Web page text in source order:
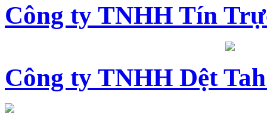
Công ty TNHH Tín
Công ty TNHH Dệt